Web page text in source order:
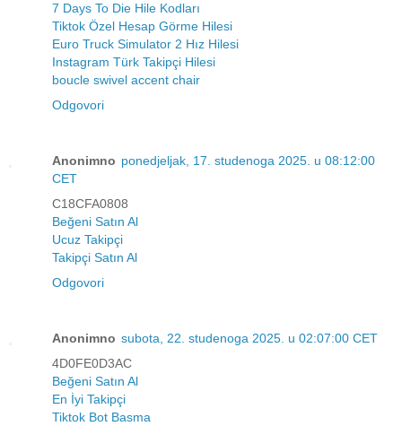
7 Days To Die Hile Kodları
Tiktok Özel Hesap Görme Hilesi
Euro Truck Simulator 2 Hız Hilesi
Instagram Türk Takipçi Hilesi
boucle swivel accent chair
Odgovori
Anonimno ponedjeljak, 17. studenoga 2025. u 08:12:00
CET
C18CFA0808
Beğeni Satın Al
Ucuz Takipçi
Takipçi Satın Al
Odgovori
Anonimno subota, 22. studenoga 2025. u 02:07:00 CET
4D0FE0D3AC
Beğeni Satın Al
En İyi Takipçi
Tiktok Bot Basma